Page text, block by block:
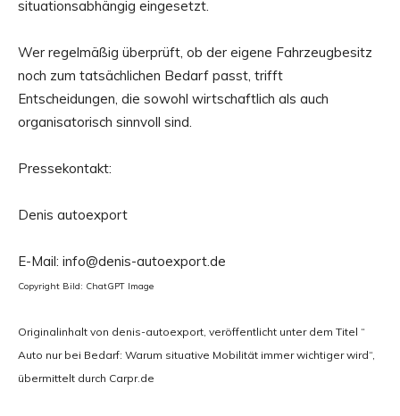
situationsabhängig eingesetzt.
Wer regelmäßig überprüft, ob der eigene Fahrzeugbesitz
noch zum tatsächlichen Bedarf passt, trifft
Entscheidungen, die sowohl wirtschaftlich als auch
organisatorisch sinnvoll sind.
Pressekontakt:
Denis autoexport
E-Mail: info@denis-autoexport.de
Copyright Bild: ChatGPT Image
Originalinhalt von denis-autoexport, veröffentlicht unter dem Titel “
Auto nur bei Bedarf: Warum situative Mobilität immer wichtiger wird“,
übermittelt durch Carpr.de